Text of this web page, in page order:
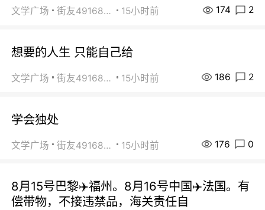
文学广场 街友49168527 15小时前 174 2
想要的人生 只能自己给
文学广场 街友49168527 15小时前 186 2
学会独处
文学广场 街友49168527 15小时前 176 0
8月15号巴黎✈️福州。8月16号中国✈️法国。有
偿带物，不接违禁品，海关责任自